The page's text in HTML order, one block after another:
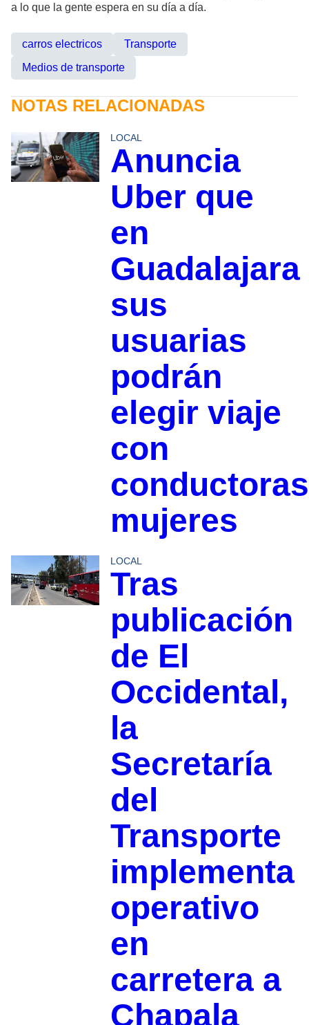
a lo que la gente espera en su día a día.
carros electricos
Transporte
Medios de transporte
NOTAS RELACIONADAS
LOCAL
Anuncia
Uber que
en
Guadalajara
sus
usuarias
podrán
elegir viaje
con
conductoras
mujeres
LOCAL
Tras
publicación
de El
Occidental,
la
Secretaría
del
Transporte
implementa
operativo
en
carretera a
Chapala